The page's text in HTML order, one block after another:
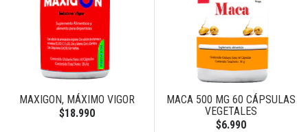
MAXIGON, MÁXIMO VIGOR
$18.990
MACA 500 MG 60 CÁPSULAS
VEGETALES
$6.990